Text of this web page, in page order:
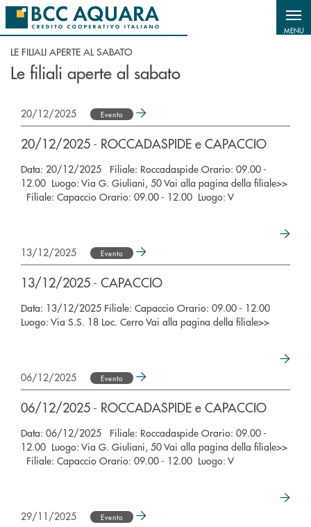
Salta al contenuto principale
MENU
LE FILIALI APERTE AL SABATO
Le filiali aperte al sabato
20/12/2025 Evento
20/12/2025 - ROCCADASPIDE e CAPACCIO
Data: 20/12/2025 Filiale: Roccadaspide Orario: 09.00 -
12.00 Luogo: Via G. Giuliani, 50 Vai alla pagina della filiale>>
Filiale: Capaccio Orario: 09.00 - 12.00 Luogo: V
13/12/2025 Evento
13/12/2025 - CAPACCIO
Data: 13/12/2025 Filiale: Capaccio Orario: 09.00 - 12.00
Luogo: Via S.S. 18 Loc. Cerro Vai alla pagina della filiale>>
06/12/2025 Evento
06/12/2025 - ROCCADASPIDE e CAPACCIO
Data: 06/12/2025 Filiale: Roccadaspide Orario: 09.00 -
12.00 Luogo: Via G. Giuliani, 50 Vai alla pagina della filiale>>
Filiale: Capaccio Orario: 09.00 - 12.00 Luogo: V
29/11/2025 Evento